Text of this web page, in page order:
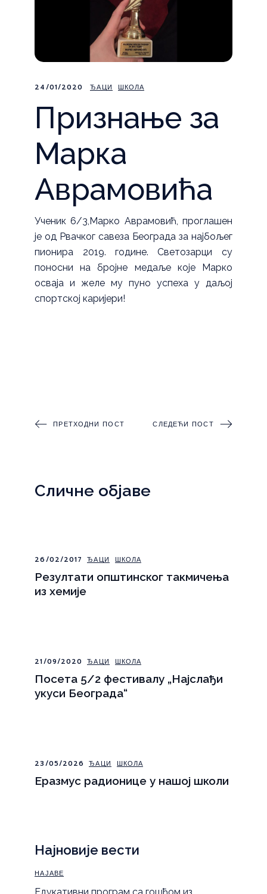
24/01/2020 ЂАЦИ ШКОЛА
Признање за
Марка
Аврамовића
Ученик 6/3,Марко Аврамовић, проглашен
је од Рвачког савеза Београда за најбољег
пионира 2019. године. Светозарци су
поносни на бројне медаље које Марко
осваја и желе му пуно успеха у даљој
спортској каријери!
ПРЕТХОДНИ ПОСТ СЛЕДЕЋИ ПОСТ
Сличне објаве
26/02/2017 ЂАЦИ ШКОЛА
Резултати општинског такмичења
из хемије
21/09/2020 ЂАЦИ ШКОЛА
Посета 5/2 фестивалу „Најслађи
укуси Београда“
23/05/2026 ЂАЦИ ШКОЛА
Еразмус радионице у нашој школи
Најновије вести
НАЈАВЕ
Eдукативни програм са гошћом из